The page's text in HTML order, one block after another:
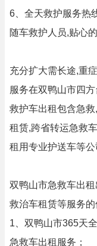
6、全天救护服务热
随车救护人员,贴心
充分扩大需长途,重
服务在双鸭山市四
救护车出租包含急
租赁,跨省转运急救
租用专业护送车等
双鸭山市急救车出
救治车租赁等服务的
1、双鸭山市365天
急救车出租服务；